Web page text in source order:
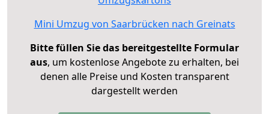
Mini Umzug von Saarbrücken nach Greinats
Bitte füllen Sie das bereitgestellte Formular
aus, um kostenlose Angebote zu erhalten, bei
denen alle Preise und Kosten transparent
dargestellt werden